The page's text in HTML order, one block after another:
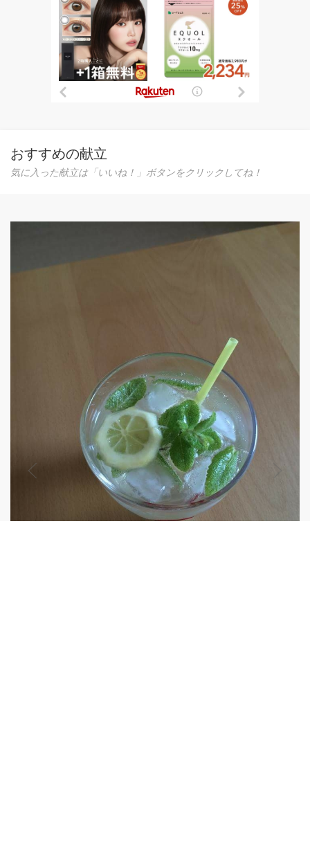
おすすめの献立
気に入った献立は「いいね！」ボタンをクリックしてね！